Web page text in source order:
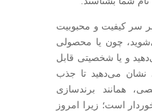
سر کیفیت و محبوبیت
چون یا محصولی
و یا شخصیتی قابل
نشان می‌دهید تا جذب
همانند برندسازی
است؛ زیرا امروز